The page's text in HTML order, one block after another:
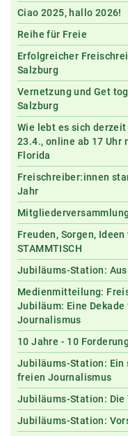
Ciao 2025, hallo 2026!
Reihe für Freie
Erfolgreicher
Salzburg
Vernetzung und Get
Salzburg
Wie lebt es sich derzeit
23.4., online ab 17 Uhr
Florida
Freischreiber:innen
Jahr
Freuden, Sorgen,
STAMMTISCH
Jubiläums-Station:
Medienmitteilung:
Jubiläum: Eine
Journalismus
10 Jahre - 10
Jubiläums-Station: Ein
freien Journalismus
Jubiläums-Station:
Jubiläums-Station: